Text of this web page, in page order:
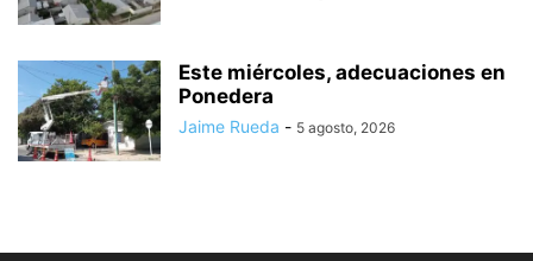
Este miércoles, adecuaciones en
Ponedera
Jaime Rueda - 5 agosto, 2026